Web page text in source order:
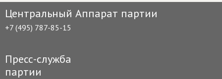
Центральный Аппарат партии
+7 (495) 787-85-15
Пресс-служба
партии